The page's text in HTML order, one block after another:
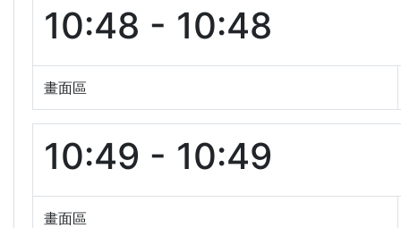
10:48 - 10:48
畫面區
10:49 - 10:49
畫面區